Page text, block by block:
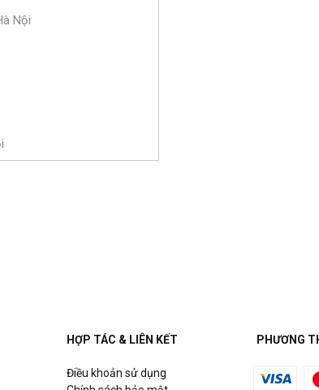
Nội
HỢP TÁC & LIÊN KẾT
Điều khoản sử dụng
PHƯƠNG